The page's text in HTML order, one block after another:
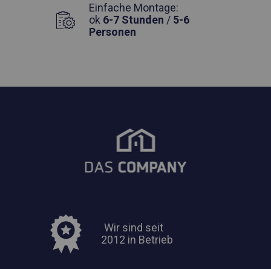
Einfache Montage:
ok 6-7 Stunden / 5-6
Personen
Wir sind seit
2012 in Betrieb